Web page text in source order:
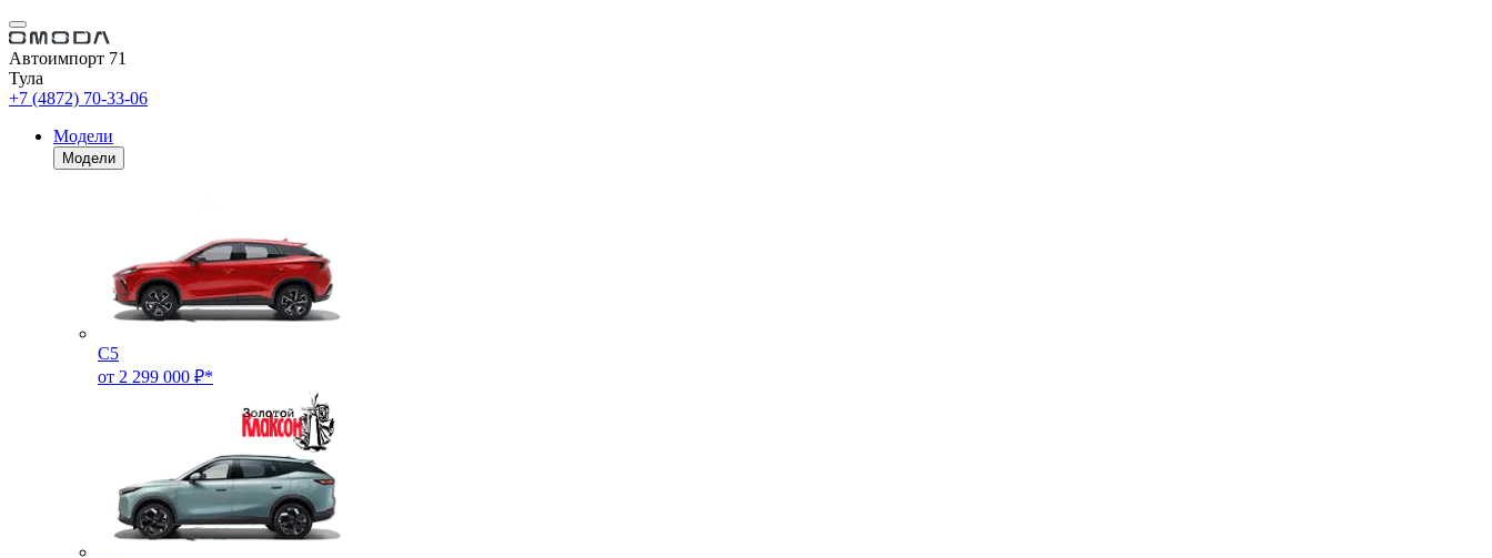
Автоимпорт 71
Тула
+7 (4872) 70-33-06
Модели
Модели
C5
от 2 299 000 ₽*